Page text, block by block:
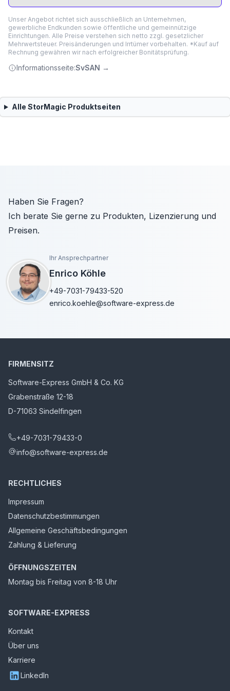
Unser Angebot richtet sich ausschließlich an Unternehmen,
gewerbliche Endkunden sowie öffentliche und gemeinnützige
Einrichtungen. Alle Preise verstehen sich netto zzgl. gesetzlicher
Mehrwertsteuer. Preisänderungen und Irrtümer vorbehalten. *Kauf auf
Rechnung gewähren wir nach erfolgreicher Bonitätsprüfung.
Informationsseite:SvSAN →
Alle StorMagic Produktseiten
Haben Sie Fragen?
Ich berate Sie gerne zu Produkten, Lizenzierung und
Preisen.
Ihr Ansprechpartner
Enrico Köhle
+49-7031-79433-520
enrico.koehle@software-express.de
FIRMENSITZ
Software-Express GmbH & Co. KG
Grabenstraße 12-18
D-71063 Sindelfingen
+49-7031-79433-0
info@software-express.de
RECHTLICHES
Impressum
Datenschutzbestimmungen
Allgemeine Geschäftsbedingungen
Zahlung & Lieferung
ÖFFNUNGSZEITEN
Montag bis Freitag von 8-18 Uhr
SOFTWARE-EXPRESS
Kontakt
Über uns
Karriere
LinkedIn